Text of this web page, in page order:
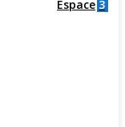
Espace 3